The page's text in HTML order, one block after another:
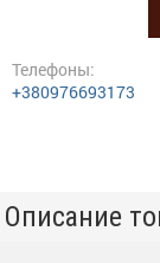
Телефоны:
+380976693173
Описание